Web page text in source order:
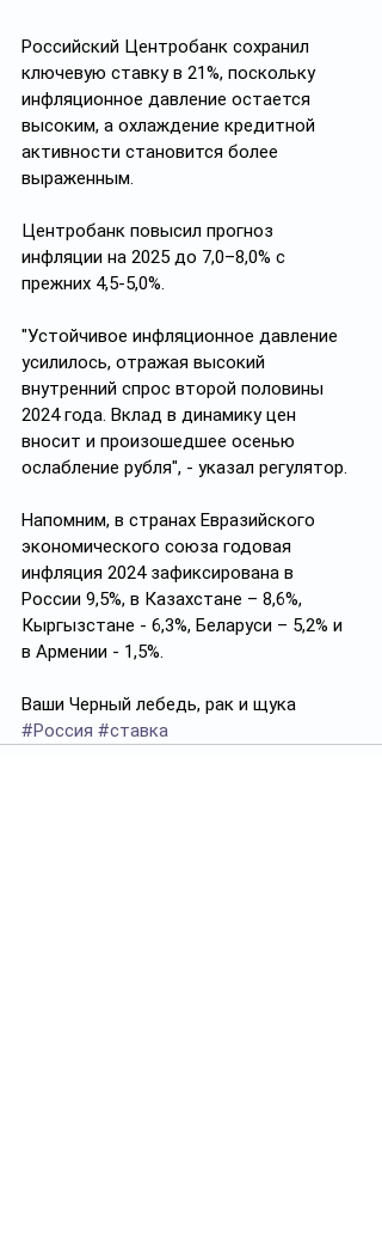
Российский Центробанк сохранил
ключевую ставку в 21%, поскольку
инфляционное давление остается
высоким, а охлаждение кредитной
активности становится более
выраженным.
Центробанк повысил прогноз
инфляции на 2025 до 7,0–8,0% с
прежних 4,5-5,0%.
"Устойчивое инфляционное давление
усилилось, отражая высокий
внутренний спрос второй половины
2024 года. Вклад в динамику цен
вносит и произошедшее осенью
ослабление рубля", - указал регулятор.
Напомним, в странах Евразийского
экономического союза годовая
инфляция 2024 зафиксирована в
России 9,5%, в Казахстане – 8,6%,
Кыргызстане - 6,3%, Беларуси – 5,2% и
в Армении - 1,5%.
Ваши Черный лебедь, рак и щука
#Россия #ставка